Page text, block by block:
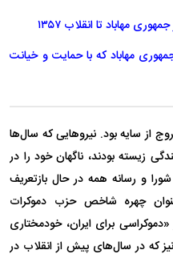
مهاباد تا انقلاب ۱۳۵۷
مهاباد که با حمایت و خیانت
خروج از سایه بود. نیرو‌هایی که سال‌ها
زیسته بودند، ناگهان خود را در
و رسانه همه در حال بازتعریف
عنوان چهره شاخص حزب دموکرات
برای ایران، خودمختاری
که در سال‌های پیش از انقلاب در